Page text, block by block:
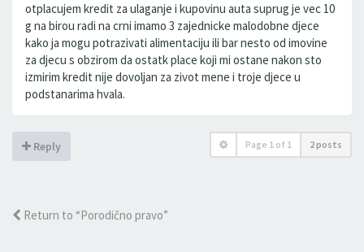
otplacujem kredit za ulaganje i kupovinu auta suprug je vec 10
g na birou radi na crni imamo 3 zajednicke malodobne djece
kako ja mogu potrazivati alimentaciju ili bar nesto od imovine
za djecu s obzirom da ostatk place koji mi ostane nakon sto
izmirim kredit nije dovoljan za zivot mene i troje djece u
podstanarima hvala.
Reply Page 1 of 1 2 posts
Return to “Porodično pravo”